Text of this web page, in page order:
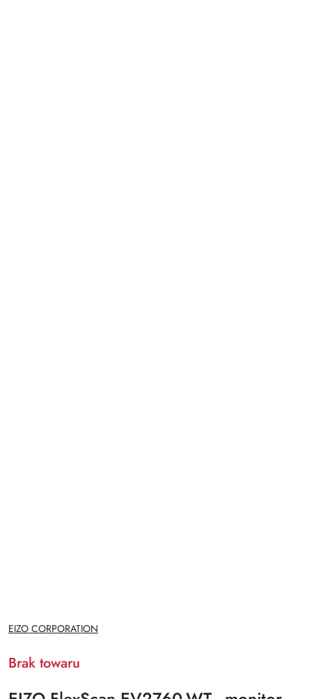
NAZWA
PRODUCENTA:
EIZO CORPORATION
Brak towaru